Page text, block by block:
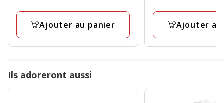
avis
Ajouter au panier
avis
Ajouter
Ils adoreront aussi